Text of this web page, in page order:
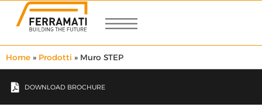
Home » Prodotti » Muro STEP
DOWNLOAD BROCHURE